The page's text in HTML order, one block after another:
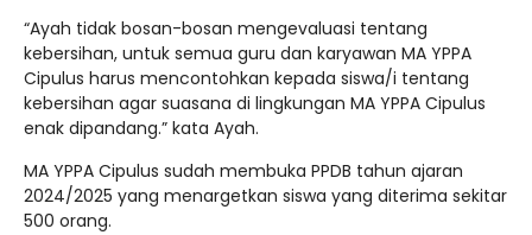
“Ayah tidak bosan-bosan mengevaluasi tentang
kebersihan, untuk semua guru dan karyawan MA YPPA
Cipulus harus mencontohkan kepada siswa/i tentang
kebersihan agar suasana di lingkungan MA YPPA Cipulus
enak dipandang.” kata Ayah.
MA YPPA Cipulus sudah membuka PPDB tahun ajaran
2024/2025 yang menargetkan siswa yang diterima sekitar
500 orang.